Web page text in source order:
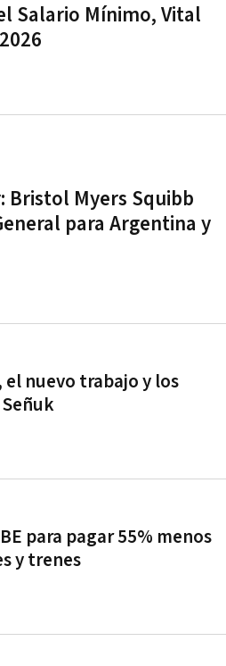
Salario Mínimo, Vital
Bristol Myers Squibb
para Argentina y
el nuevo trabajo y los
para pagar 55% menos
y trenes